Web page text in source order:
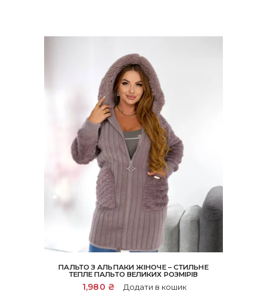
ПАЛЬТО З АЛЬПАКИ ЖІНОЧЕ – СТИЛЬНЕ
ТЕПЛЕ ПАЛЬТО ВЕЛИКИХ РОЗМІРІВ
1,980 ₴ Додати в кошик